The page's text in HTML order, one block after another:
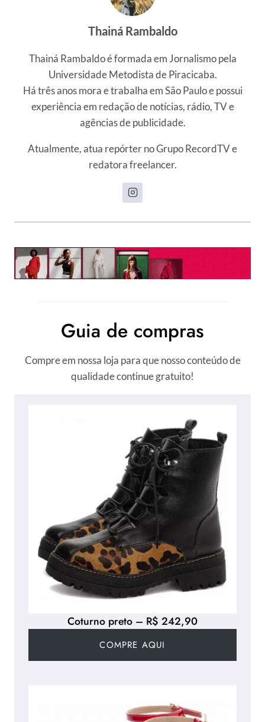
Thainá Rambaldo
Thainá Rambaldo é formada em Jornalismo pela
Universidade Metodista de Piracicaba.
Há três anos mora e trabalha em São Paulo e possui
experiência em redação de notícias, rádio, TV e
agências de publicidade.
Atualmente, atua repórter no Grupo RecordTV e
redatora freelancer.
Guia de compras
Compre em nossa loja para que nosso conteúdo de
qualidade continue gratuito!
Coturno preto – R$ 242,90
COMPRE AQUI